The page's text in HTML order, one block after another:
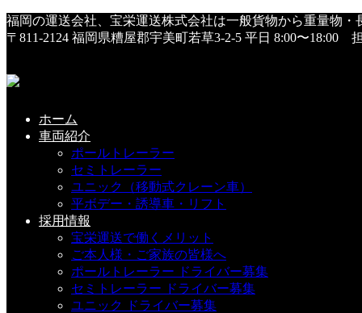
福岡の運送会社、宝栄運送株式会社は一般貨物から重量物
〒811-2124 福岡県糟屋郡宇美町若草3-2-5 平日 8:00〜18:00
ホーム
車両紹介
ポールトレーラー
セミトレーラー
ユニック（移動式クレーン車）
平ボデー・誘導車・リフト
採用情報
宝栄運送で働くメリット
ご本人様・ご家族の皆様へ
ポールトレーラー ドライバー募集
セミトレーラー ドライバー募集
ユニック ドライバー募集
HOME
幕①
幕①
こちらの記事もどうぞ
平成３０年・無事故表彰式➂
2019-01-09(Wed)